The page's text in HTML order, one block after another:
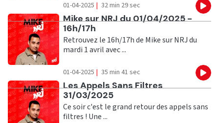
01-04-2025 | 32 min 29 sec
Ecouter
Mike sur NRJ du 01/04/2025 -
16h/17h
Retrouvez le 16h/17h de Mike sur NRJ du
mardi 1 avril avec ...
01-04-2025 | 35 min 41 sec
Ecouter
Les Appels Sans Filtres
31/03/2025
Ce soir c'est le grand retour des appels sans
filtres ! Une ...